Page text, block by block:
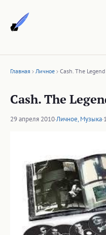
содержимому
Главная Личное Cash. The Legend
Cash. The
29 апреля 2010·Личное, Музыка·